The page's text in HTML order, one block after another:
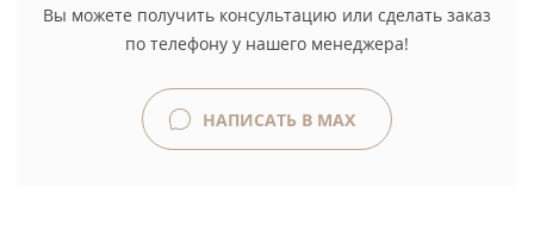
Вы можете получить консультацию или сделать заказ
по телефону у нашего менеджера!
НАПИСАТЬ В MAX